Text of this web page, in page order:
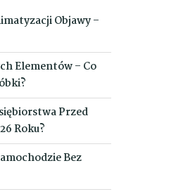
Objawy –
Elementów – Co
Przed
Roku?
Bez